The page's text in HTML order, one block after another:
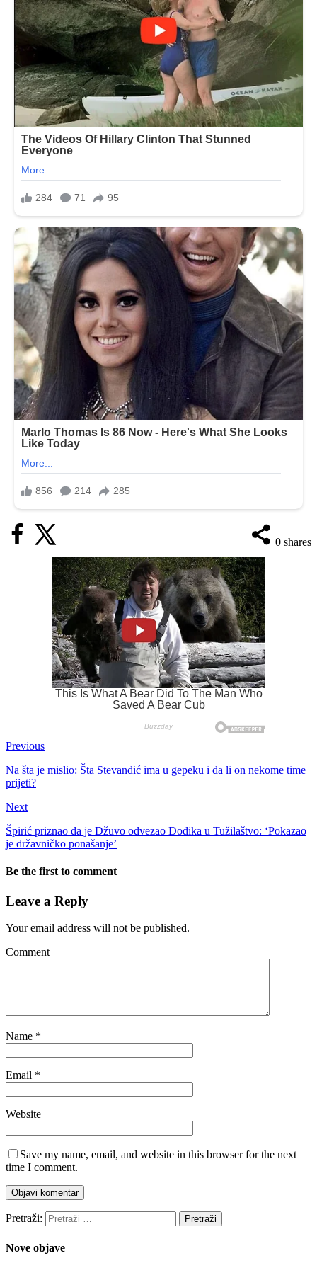
0 shares
Previous
Na šta je mislio: Šta Stevandić ima u gepeku i da li on nekome time
prijeti?
Next
Špirić priznao da je Džuvo odvezao Dodika u Tužilaštvo: ‘Pokazao
je državničko ponašanje’
Be the first to comment
Leave a Reply
Your email address will not be published.
Comment
Name *
Email *
Website
Save my name, email, and website in this browser for the next
time I comment.
Pretraži:
Nove objave